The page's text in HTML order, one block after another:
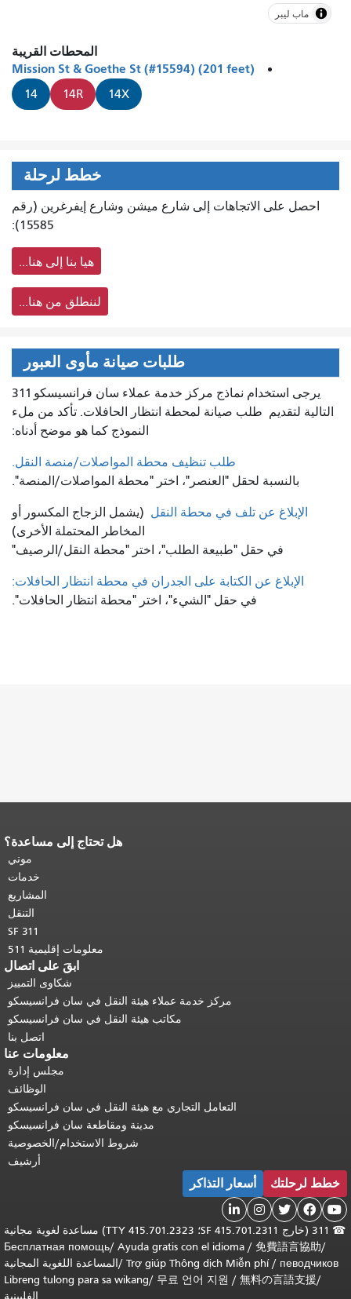
ماب ليبر
المحطات القريبة
Mission St & Goethe St (#15594) (201 feet)
14 14R 14X
خطط لرحلة
احصل على الاتجاهات إلى شارع ميشن وشارع إيفرغرين (رقم
15585):
هيا بنا إلى هنا...
لننطلق من هنا...
طلبات صيانة مأوى العبور
يرجى استخدام نماذج مركز خدمة عملاء سان فرانسيسكو 311
التالية لتقديم طلب صيانة لمحطة انتظار الحافلات. تأكد من ملء
النموذج كما هو موضح أدناه:
طلب تنظيف محطة المواصلات/منصة النقل.
بالنسبة لحقل "العنصر"، اختر "محطة المواصلات/المنصة".
الإبلاغ عن تلف في محطة النقل (يشمل الزجاج المكسور أو
المخاطر المحتملة الأخرى)
في حقل "طبيعة الطلب"، اختر "محطة النقل/الرصيف"
الإبلاغ عن الكتابة على الجدران في محطة انتظار الحافلات:
في حقل "الشيء"، اختر "محطة انتظار الحافلات".
هل تحتاج إلى مساعدة؟
موني
خدمات
المشاريع
التنقل
SF 311
معلومات إقليمية 511
ابقَ على اتصال
شكاوى التمييز
مركز خدمة عملاء هيئة النقل في سان فرانسيسكو
مكاتب هيئة النقل في سان فرانسيسكو
اتصل بنا
معلومات عنا
مجلس إدارة
الوظائف
التعامل التجاري مع هيئة النقل في سان فرانسيسكو
مدينة ومقاطعة سان فرانسيسكو
شروط الاستخدام/الخصوصية
أرشيف
خطط لرحلتك أسعار التذاكر





☎
311 (خارج SF 415.701.2311؛ TTY 415.701.2323) مساعدة لغوية مجانية
/
免費語言協助
/
Ayuda gratis con el idioma
/
Бесплатная помощь
певодчиков
/
Trợ giúp Thông dịch Miễn phí
/المساعدة اللغوية المجانية
/
無料の言語支援
/
무료 언어 지원
/
Libreng tulong para sa wikang
الفلبينية